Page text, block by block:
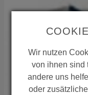
Wir nutzen
von ihnen sind
andere uns
oder